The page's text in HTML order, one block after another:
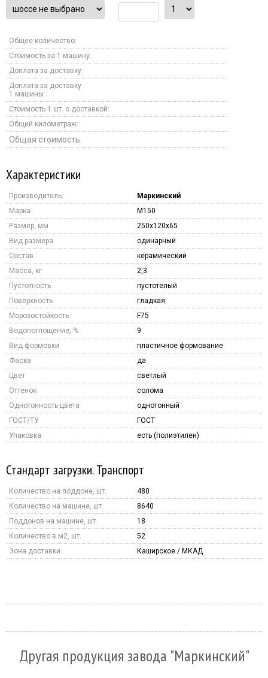
Общее количество:
Стоимость за 1 машину:
Доплата за доставку:
Доплата за доставку
1 машины:
Стоимость 1 шт. с доставкой:
Общий километраж:
Общая стоимость:
Характеристики
Производитель:
Маркинский
Марка
M150
Размер, мм
250х120х65
Вид размера
одинарный
Состав
керамический
Масса, кг
2,3
Пустотность
пустотелый
Поверхность
гладкая
Морозостойкость
F75
Водопоглощение, %
9
Вид формовки
пластичное формование
Фаска
да
Цвет
светлый
Оттенок
солома
Однотонность цвета
однотонный
ГОСТ/ТУ
ГОСТ
Упаковка
есть (полиэтилен)
Стандарт загрузки. Транспорт
Количество на поддоне, шт.
480
Количество на машине, шт.
8640
Поддонов на машине, шт.
18
Количество в м2, шт.
52
Зона доставки:
Каширское / МКАД
Другая продукция завода "Маркинский"